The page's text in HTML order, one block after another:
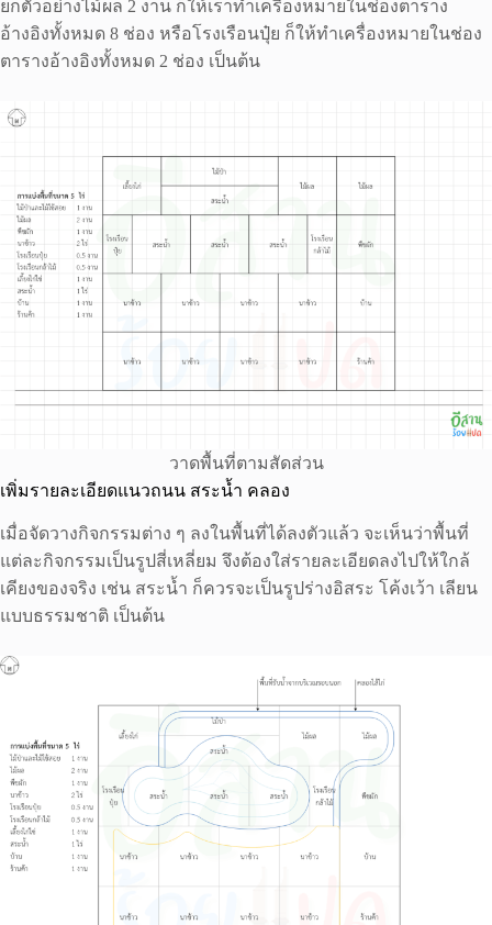
ยกตัวอย่างไม้ผล 2 งาน ก็ให้เราทำเครื่องหมายในช่องตาราง
อ้างอิงทั้งหมด 8 ช่อง หรือโรงเรือนปุ๋ย ก็ให้ทำเครื่องหมายในช่อง
ตารางอ้างอิงทั้งหมด 2 ช่อง เป็นต้น
วาดพื้นที่ตามสัดส่วน
เพิ่มรายละเอียดแนวถนน สระน้ำ คลอง
เมื่อจัดวางกิจกรรมต่าง ๆ ลงในพื้นที่ได้ลงตัวแล้ว จะเห็นว่าพื้นที่
แต่ละกิจกรรมเป็นรูปสี่เหลี่ยม จึงต้องใส่รายละเอียดลงไปให้ใกล้
เคียงของจริง เช่น สระน้ำ ก็ควรจะเป็นรูปร่างอิสระ โค้งเว้า เลียน
แบบธรรมชาติ เป็นต้น